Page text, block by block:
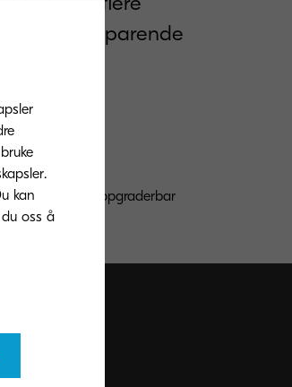
en tidsbesparende
A3
oppgraderbar
kan
oss å